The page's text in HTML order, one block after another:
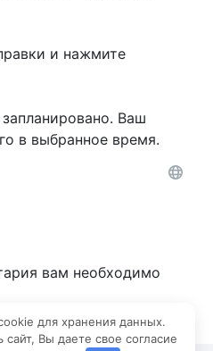
и нажмите
Ваш
в выбранное время.
вам необходимо
для хранения данных.
Вы даете свое согласие